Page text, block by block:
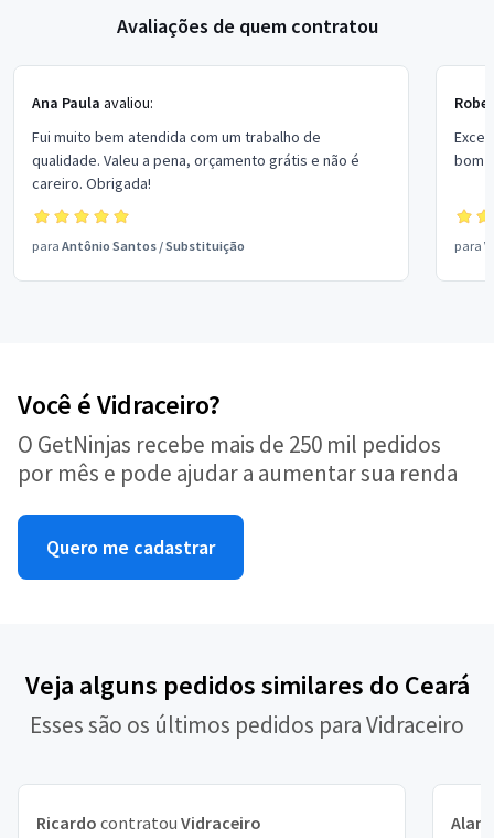
Avaliações de quem contratou
Ana Paula avaliou:
Fui muito bem atendida com um trabalho de
qualidade. Valeu a pena, orçamento grátis e não é
careiro. Obrigada!
para Antônio Santos /Substituição
bom
para
Você é Vidraceiro?
O GetNinjas recebe mais de 250 mil pedidos
por mês e pode ajudar a aumentar sua renda
Quero me cadastrar
Veja alguns pedidos similares do Ceará
Esses são os últimos pedidos para Vidraceiro
Ricardo contratou Vidraceiro